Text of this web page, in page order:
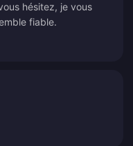
hésitez, je vous
fiable.